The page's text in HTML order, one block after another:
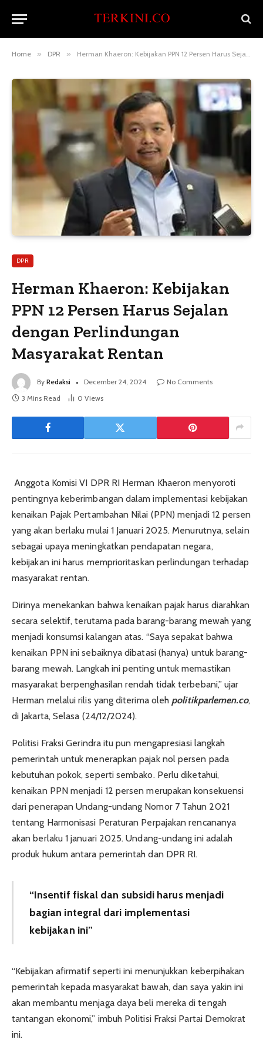
Home » DPR » Herman Khaeron: Kebijakan PPN 12 Persen Harus Sejalan dengan Perlindungan Masyarakat Rentan
DPR
Herman Khaeron: Kebijakan
PPN 12 Persen Harus Sejalan
dengan Perlindungan
Masyarakat Rentan
By Redaksi December 24, 2024
No Comments
3 Mins Read
0 Views
Anggota Komisi VI DPR RI Herman Khaeron menyoroti
pentingnya keberimbangan dalam implementasi kebijakan
kenaikan Pajak Pertambahan Nilai (PPN) menjadi 12 persen
yang akan berlaku mulai 1 Januari 2025. Menurutnya, selain
sebagai upaya meningkatkan pendapatan negara,
kebijakan ini harus memprioritaskan perlindungan terhadap
masyarakat rentan.
Dirinya menekankan bahwa kenaikan pajak harus diarahkan
secara selektif, terutama pada barang-barang mewah yang
menjadi konsumsi kalangan atas. “Saya sepakat bahwa
kenaikan PPN ini sebaiknya dibatasi (hanya) untuk barang-
barang mewah. Langkah ini penting untuk memastikan
masyarakat berpenghasilan rendah tidak terbebani,” ujar
Herman melalui rilis yang diterima oleh politikparlemen.co,
di Jakarta, Selasa (24/12/2024).
Politisi Fraksi Gerindra itu pun mengapresiasi langkah
pemerintah untuk menerapkan pajak nol persen pada
kebutuhan pokok, seperti sembako. Perlu diketahui,
kenaikan PPN menjadi 12 persen merupakan konsekuensi
dari penerapan Undang-undang Nomor 7 Tahun 2021
tentang Harmonisasi Peraturan Perpajakan rencananya
akan berlaku 1 januari 2025. Undang-undang ini adalah
produk hukum antara pemerintah dan DPR RI.
“Insentif fiskal dan subsidi harus menjadi
bagian integral dari implementasi
kebijakan ini”
“Kebijakan afirmatif seperti ini menunjukkan keberpihakan
pemerintah kepada masyarakat bawah, dan saya yakin ini
akan membantu menjaga daya beli mereka di tengah
tantangan ekonomi,” imbuh Politisi Fraksi Partai Demokrat
ini.